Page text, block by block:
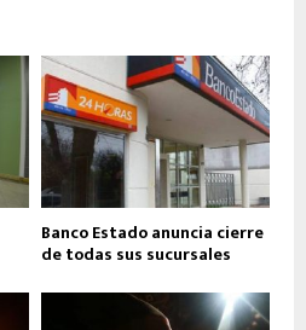
Banco Estado anuncia cierre
de todas sus sucursales